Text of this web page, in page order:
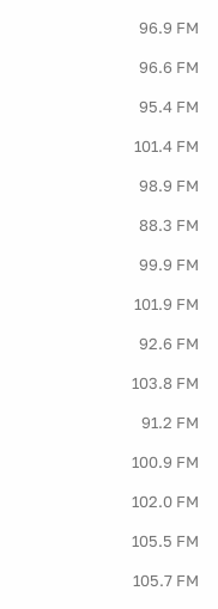
96.9 FM
96.6 FM
95.4 FM
101.4 FM
98.9 FM
88.3 FM
99.9 FM
101.9 FM
92.6 FM
103.8 FM
91.2 FM
100.9 FM
102.0 FM
105.5 FM
105.7 FM